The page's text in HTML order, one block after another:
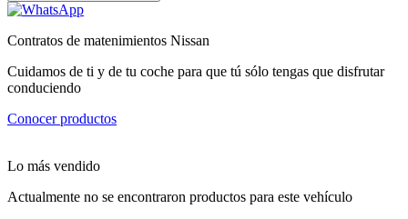
Contratos de matenimientos Nissan
Cuidamos de ti y de tu coche para que tú sólo tengas que disfrutar
conduciendo
Conocer productos
Lo más vendido
Actualmente no se encontraron productos para este vehículo